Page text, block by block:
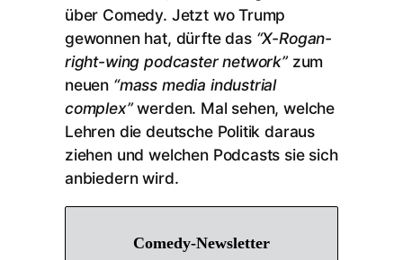
über Comedy. Jetzt wo Trump
gewonnen hat, dürfte das “X-Rogan-
right-wing podcaster network” zum
neuen “mass media industrial
complex”werden. Mal sehen, welche
Lehren die deutsche Politik daraus
ziehen und welchen Podcasts sie sich
anbiedern wird.
Comedy-Newsletter